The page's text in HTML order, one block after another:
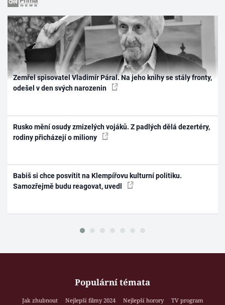
Zemřel spisovatel Vladimír Páral. Na jeho knihy se stály fronty,
odešel v den svých narozenin
Rusko mění osudy zmizelých vojáků. Z padlých dělá dezertéry,
rodiny přicházejí o miliony
Babiš si chce posvítit na Klempířovu kulturní politiku.
Samozřejmě budu reagovat, uvedl
Populární témata
Jak zhubnout Nejlepší filmy 2024 Nejlepší horory
TV program